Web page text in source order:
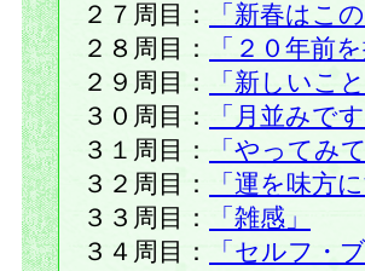
２７周目：
「新春はこ
２８周目：
「２０年前
２９周目：
「新しいこ
３０周目：
「月並みで
３１周目：
「やってみ
３２周目：
「運を味方
３３周目：
「雑感」
３４周目：
「セルフ・